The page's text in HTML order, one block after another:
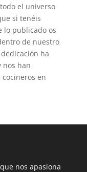
el universo
si tenéis
lo publicado os
de nuestro
ha
nos han
en
nos apasiona